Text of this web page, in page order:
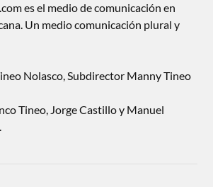
es el medio de comunicación en
Un medio comunicación plural y
Nolasco, Subdirector Manny Tineo
Tineo, Jorge Castillo y Manuel